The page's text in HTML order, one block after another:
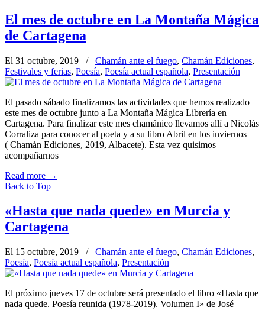
El mes de octubre en La Montaña Mágica
de Cartagena
El 31 octubre, 2019 / Chamán ante el fuego, Chamán Ediciones,
Festivales y ferias, Poesía, Poesía actual española, Presentación
El pasado sábado finalizamos las actividades que hemos realizado
este mes de octubre junto a La Montaña Mágica Librería en
Cartagena. Para finalizar este mes chamánico llevamos allí a Nicolás
Corraliza para conocer al poeta y a su libro Abril en los inviernos
( Chamán Ediciones, 2019, Albacete). Esta vez quisimos
acompañarnos
Read more →
Back to Top
«Hasta que nada quede» en Murcia y
Cartagena
El 15 octubre, 2019 / Chamán ante el fuego, Chamán Ediciones,
Poesía, Poesía actual española, Presentación
El próximo jueves 17 de octubre será presentado el libro «Hasta que
nada quede. Poesía reunida (1978-2019). Volumen I» de José